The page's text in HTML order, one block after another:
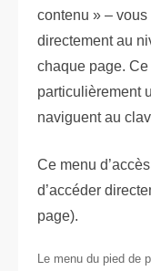
contenu » –
directement au
chaque page.
particulièrement
naviguent au
Ce menu
d’accéder
page).
Le menu du pied de